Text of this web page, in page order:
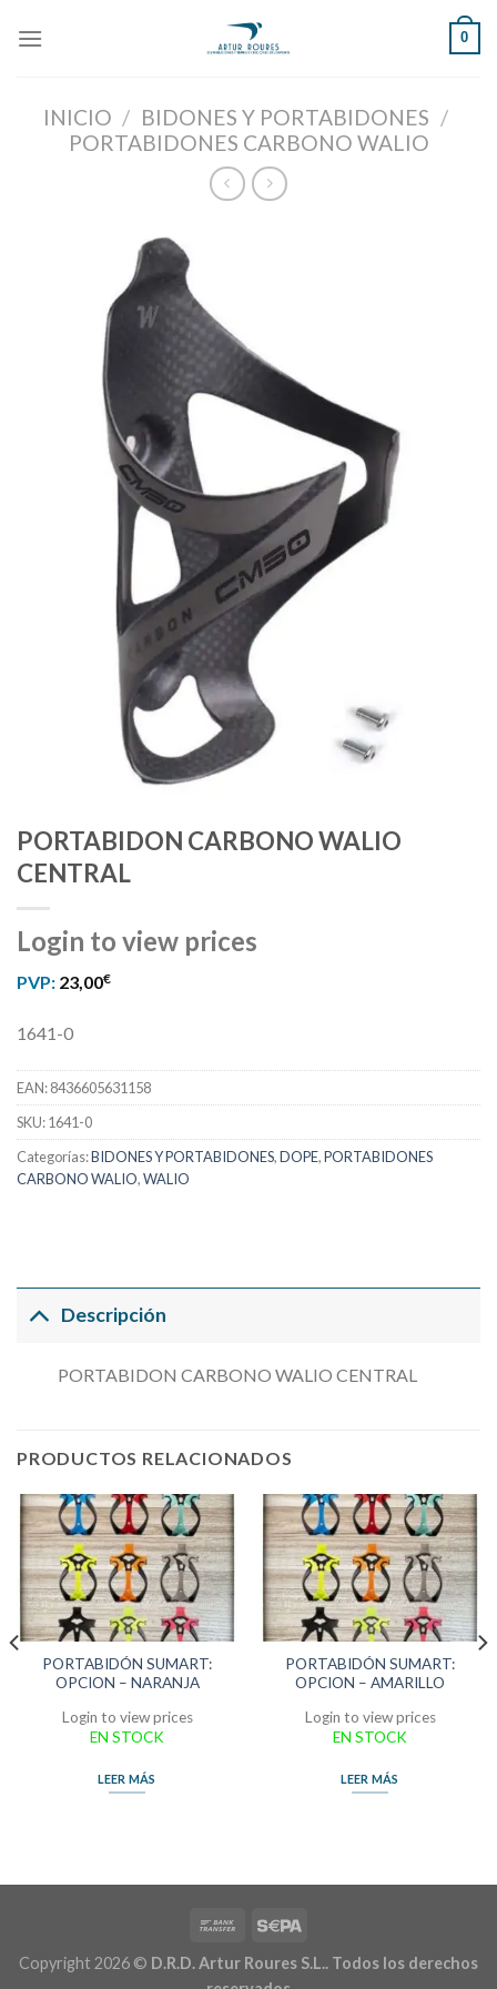
0
INICIO / BIDONES Y PORTABIDONES /
PORTABIDONES CARBONO WALIO
PORTABIDON CARBONO WALIO
CENTRAL
Login to view prices
PVP: 23,00€
1641-0
EAN:8436605631158
SKU:1641-0
Categorías:BIDONES Y PORTABIDONES,DOPE,PORTABIDONES
CARBONO WALIO,WALIO
Descripción
PORTABIDON CARBONO WALIO CENTRAL
PRODUCTOS RELACIONADOS
PORTABIDÓN SUMART:
OPCION – NARANJA
Login to view prices
EN STOCK
LEER MÁS
PORTABIDÓN SUMART:
OPCION – AMARILLO
Login to view prices
EN STOCK
LEER MÁS
Copyright 2026 © D.R.D. Artur Roures S.L.. Todos los derechos